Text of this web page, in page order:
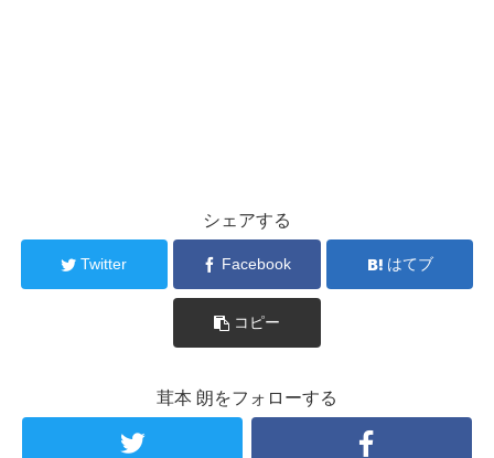
シェアする
Twitter Facebook はてブ
コピー
茸本 朗をフォローする